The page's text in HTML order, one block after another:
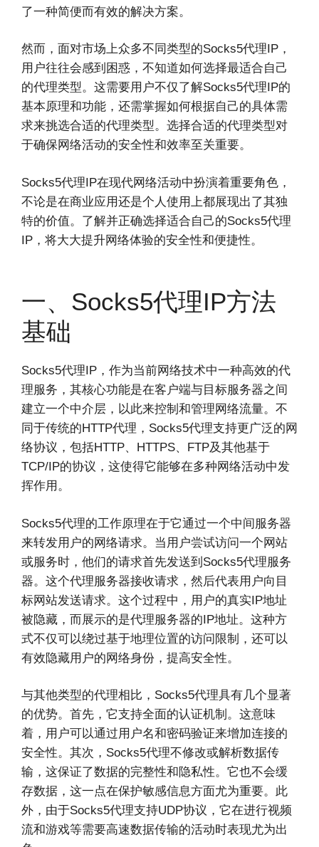
了一种简便而有效的解决方案。
然而，面对市场上众多不同类型的Socks5代理IP，
用户往往会感到困惑，不知道如何选择最适合自己
的代理类型。这需要用户不仅了解Socks5代理IP的
基本原理和功能，还需掌握如何根据自己的具体需
求来挑选合适的代理类型。选择合适的代理类型对
于确保网络活动的安全性和效率至关重要。
Socks5代理IP在现代网络活动中扮演着重要角色，
不论是在商业应用还是个人使用上都展现出了其独
特的价值。了解并正确选择适合自己的Socks5代理
IP，将大大提升网络体验的安全性和便捷性。
一、Socks5代理IP方法
基础
Socks5代理IP，作为当前网络技术中一种高效的代
理服务，其核心功能是在客户端与目标服务器之间
建立一个中介层，以此来控制和管理网络流量。不
同于传统的HTTP代理，Socks5代理支持更广泛的网
络协议，包括HTTP、HTTPS、FTP及其他基于
TCP/IP的协议，这使得它能够在多种网络活动中发
挥作用。
Socks5代理的工作原理在于它通过一个中间服务器
来转发用户的网络请求。当用户尝试访问一个网站
或服务时，他们的请求首先发送到Socks5代理服务
器。这个代理服务器接收请求，然后代表用户向目
标网站发送请求。这个过程中，用户的真实IP地址
被隐藏，而展示的是代理服务器的IP地址。这种方
式不仅可以绕过基于地理位置的访问限制，还可以
有效隐藏用户的网络身份，提高安全性。
与其他类型的代理相比，Socks5代理具有几个显著
的优势。首先，它支持全面的认证机制。这意味
着，用户可以通过用户名和密码验证来增加连接的
安全性。其次，Socks5代理不修改或解析数据传
输，这保证了数据的完整性和隐私性。它也不会缓
存数据，这一点在保护敏感信息方面尤为重要。此
外，由于Socks5代理支持UDP协议，它在进行视频
流和游戏等需要高速数据传输的活动时表现尤为出